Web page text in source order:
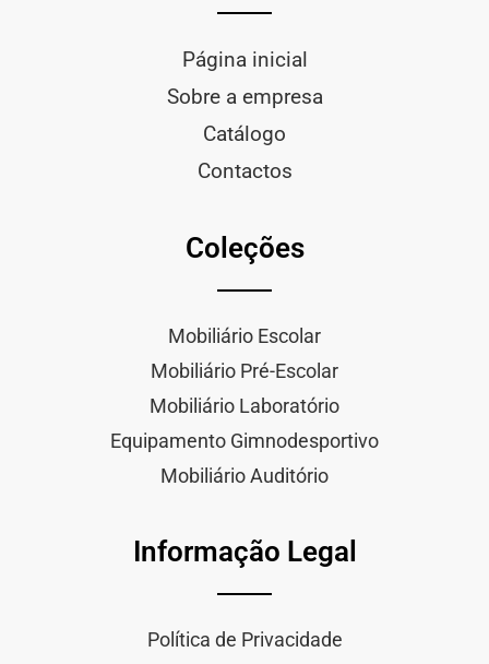
Página inicial
Sobre a empresa
Catálogo
Contactos
Coleções
Mobiliário Escolar
Mobiliário Pré-Escolar
Mobiliário Laboratório
Equipamento Gimnodesportivo
Mobiliário Auditório
Informação Legal
Política de Privacidade